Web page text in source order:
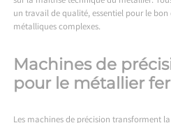
un travail de qualité, essentiel pour le
métalliques complexes.
Machines de
pour le métallier